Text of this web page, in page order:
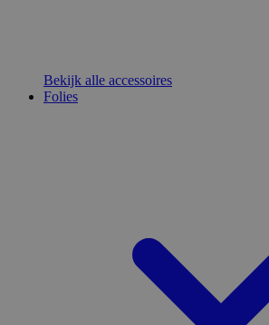
Bekijk alle accessoires
Folies